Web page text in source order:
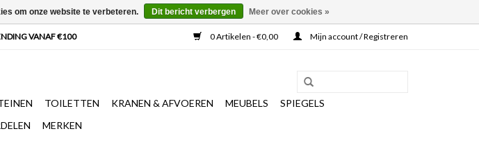
0 Artikelen - €0,00 Mijn account / Registreren
TOILETTEN KRANEN & AFVOEREN MEUBELS
SPIEGELS
MERKEN
om onze website te verbeteren. Dit bericht verbergen Meer over cookies »